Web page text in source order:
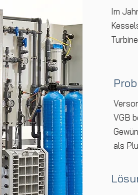
Im
VGB
als